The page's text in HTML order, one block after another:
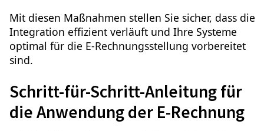
Mit diesen Maßnahmen stellen Sie sicher, dass die
Integration effizient verläuft und Ihre Systeme
optimal für die E-Rechnungsstellung vorbereitet
sind.
Schritt-für-Schritt-Anleitung für
die Anwendung der E-Rechnung